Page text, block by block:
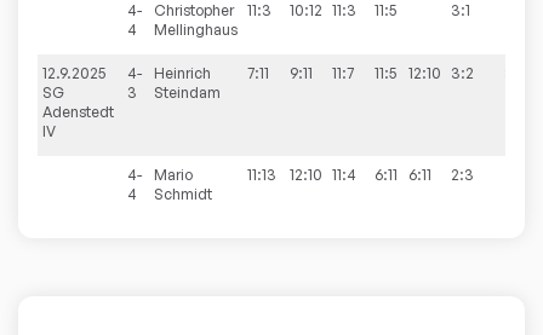
4-
4
Christopher
Mellinghaus
11:3 10:12 11:3 11:5 3:1
12.9.2025
SG
Adenstedt
IV
4-
3
Heinrich
Steindam
7:11 9:11 11:7 11:5 12:10 3:2
4-
4
Mario
Schmidt
11:13 12:10 11:4 6:11 6:11 2:3